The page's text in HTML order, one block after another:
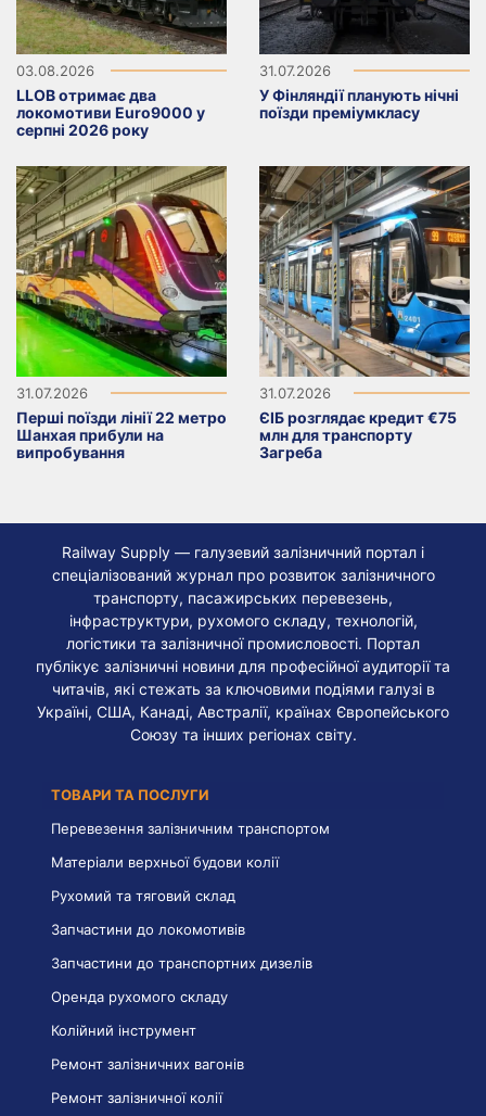
03.08.2026
LLOB отримає два
локомотиви Euro9000 у
серпні 2026 року
31.07.2026
У Фінляндії планують нічні
поїзди преміумкласу
31.07.2026
Перші поїзди лінії 22 метро
Шанхая прибули на
випробування
31.07.2026
ЄІБ розглядає кредит €75
млн для транспорту
Загреба
Railway Supply — галузевий залізничний портал і
спеціалізований журнал про розвиток залізничного
транспорту, пасажирських перевезень,
інфраструктури, рухомого складу, технологій,
логістики та залізничної промисловості. Портал
публікує залізничні новини для професійної аудиторії та
читачів, які стежать за ключовими подіями галузі в
Україні, США, Канаді, Австралії, країнах Європейського
Союзу та інших регіонах світу.
ТОВАРИ ТА ПОСЛУГИ
Перевезення залізничним транспортом
Матеріали верхньої будови колії
Рухомий та тяговий склад
Запчастини до локомотивів
Запчастини до транспортних дизелів
Оренда рухомого складу
Колійний інструмент
Ремонт залізничних вагонів
Ремонт залізничної колії